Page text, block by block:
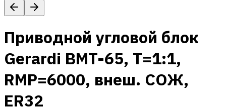
Приводной угловой блок
Gerardi BMT-65, T=1:1,
RMP=6000, внеш. СОЖ,
ER32